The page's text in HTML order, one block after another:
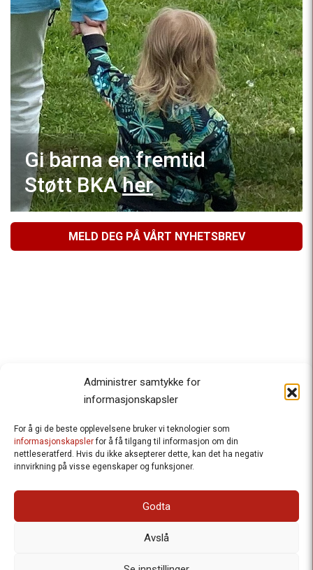
Administrer samtykke for
informasjonskapsler
For å gi de beste opplevelsene bruker vi teknologier som
informasjonskapslerfor å få tilgang til informasjon om din
nettleseratferd. Hvis du ikke aksepterer dette, kan det ha negativ
innvirkning på visse egenskaper og funksjoner.
Godta
Avslå
Gi barna en fremtid
Støtt BKAher
MELD DEG PÅ VÅRT NYHETSBREV
Besteforeldrenes klimaaksjon
Ansvarlig redaktør
: Halfdan Wiik |
: Postboks 1231 Vika, 0110 Oslo.
Organisasjonsnummer